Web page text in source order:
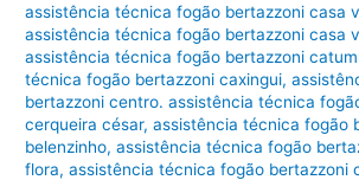
assistência técnica fogão bertazzoni casa
assistência técnica fogão bertazzoni casa
assistência técnica fogão bertazzoni
técnica fogão bertazzoni caxingui,
bertazzoni centro. assistência técnica
cerqueira césar,assistência técnica fogão
belenzinho,assistência técnica fogão
flora,assistência técnica fogão bertazzoni